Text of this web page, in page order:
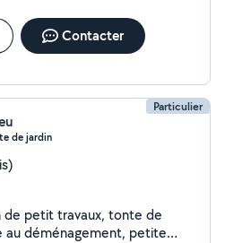
Contacter
Particulier
de jardin
de petit travaux, tonte de
au déménagement, petite